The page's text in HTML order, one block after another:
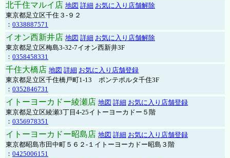
北千住マルイ店 地図 詳細 お気に入り店舗解除
東京都足立区千住３-９２
： 0338887571
イオン西新井店 地図 詳細 お気に入り店舗解除
東京都足立区梅島3-32-7イオン西新井3F
： 0358458331
千住大橋店 地図 詳細 お気に入り店舗登録
東京都足立区千住橋戸町1-13 ポンテポルタ千住3F
： 0352846731
イトーヨーカドー綾瀬店 地図 詳細 お気に入り店舗登録
東京都足立区綾瀬3丁目4-25イトーヨーカドー５階
： 0356978351
イトーヨーカドー昭島店 地図 詳細 お気に入り店舗登録
東京都昭島市田中町５６２-１イトーヨーカドー昭島３階
： 0425006151